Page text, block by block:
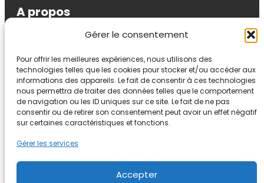
Gérer le consentement
Pour offrir les meilleures expériences, nous utilisons des
technologies telles que les cookies pour stocker et/ou accéder aux
informations des appareils. Le fait de consentir à ces technologies
nous permettra de traiter des données telles que le comportement
de navigation ou les ID uniques sur ce site. Le fait de ne pas
consentir ou de retirer son consentement peut avoir un effet négatif
sur certaines caractéristiques et fonctions.
Gérer les services
Accepter
A propos
Auteur, formatrice, conférencière et coach.
Auteur du livre « Affirmez-vous en douceur »
(Eyrolles) j’axe mon travail sur la
communication constructive et les relations
positives.
YouTube LinkedIn